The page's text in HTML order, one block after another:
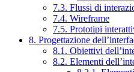
7.3. Flussi di
7.4. Wireframe
7.5. Prototipi
8. Progettazione
8.1. Obiettivi
8.2. Elementi